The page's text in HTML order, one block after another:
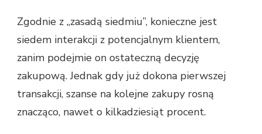
Zgodnie z „zasadą siedmiu”, konieczne jest
siedem interakcji z potencjalnym klientem,
zanim podejmie on ostateczną decyzję
zakupową. Jednak gdy już dokona pierwszej
transakcji, szanse na kolejne zakupy rosną
znacząco, nawet o kilkadziesiąt procent.